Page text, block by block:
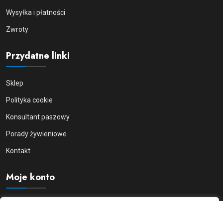
Wysyłka i płatności
Zwroty
Przydatne linki
Sklep
Polityka cookie
Konsultant paszowy
Porady żywieniowe
Kontakt
Moje konto